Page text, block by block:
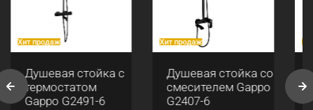
Хит продаж
Душевая стойка с
термостатом
Gappo G2491-6
Хит продаж
Душевая стойка со
смесителем Gappo
G2407-6